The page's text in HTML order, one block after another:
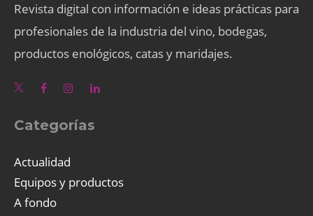
Revista digital con información e ideas prácticas para
profesionales de la industria del vino, bodegas,
productos enológicos, catas y maridajes.
Categorías
Actualidad
Equipos y productos
A fondo